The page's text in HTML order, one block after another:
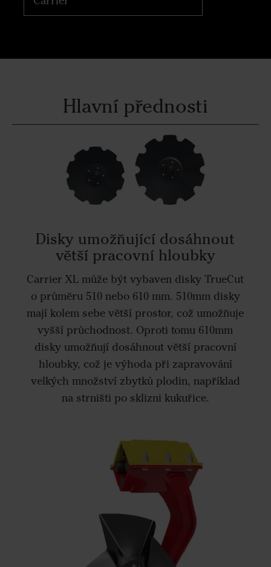
Hlavní přednosti
Disky umožňující dosáhnout
větší pracovní hloubky
Carrier XL může být vybaven disky TrueCut
o průměru 510 nebo 610 mm. 510mm disky
mají kolem sebe větší prostor, což umožňuje
vyšší průchodnost. Oproti tomu 610mm
disky umožňují dosáhnout větší pracovní
hloubky, což je výhoda při zapravování
velkých množství zbytků plodin, například
na strništi po sklizni kukuřice.